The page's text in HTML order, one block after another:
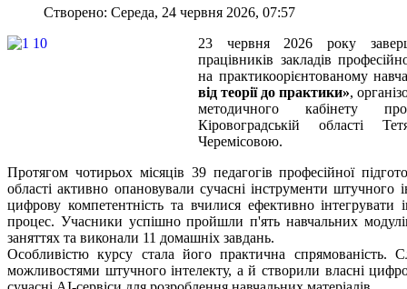
Створено: Середа, 24 червня 2026, 07:57
23 червня 2026 року
працівників закладів
на практикоорієнтованому
від теорії до практики»,
методичного кабінету
Кіровоградській області
Черемісовою.
Протягом чотирьох місяців 39 педагогів професійної
області активно опановували сучасні інструменти штучного
цифрову компетентність та вчилися ефективно інтегрувати
процес. Учасники успішно пройшли п'ять навчальних
заняттях та виконали 11 домашніх завдань.
Особливістю курсу стала його практична спрямованість.
можливостями штучного інтелекту, а й створили власні